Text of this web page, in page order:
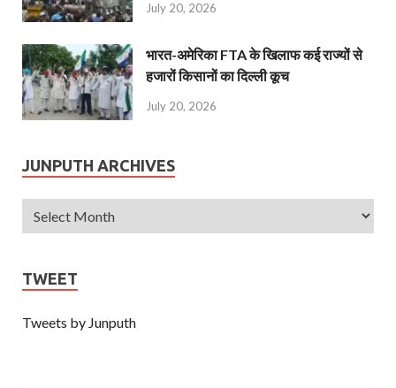
July 20, 2026
भारत-अमेरिका FTA के खिलाफ कई राज्यों से
हजारों किसानों का दिल्ली कूच
July 20, 2026
JUNPUTH ARCHIVES
TWEET
Tweets by Junputh